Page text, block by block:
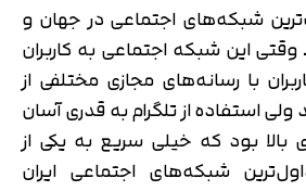
شبکه‌های اجتماعی در جهان و
این شبکه اجتماعی به کاربران
با رسانه‌های مجازی مختلفی از
استفاده از تلگرام به قدری آسان
بود که خیلی سریع به یکی از
شبکه‌های اجتماعی ایران